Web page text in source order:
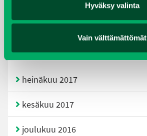
Hyväksy valinta
Vain välttämättömät
joulukuu 2017
heinäkuu 2017
kesäkuu 2017
joulukuu 2016